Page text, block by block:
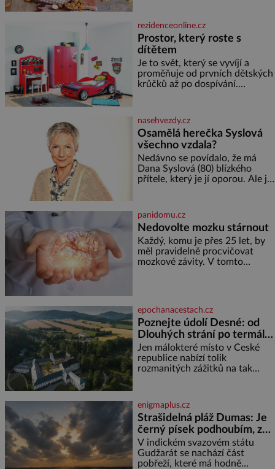
semínek dýně rozinek 3 šálky
ovesných vloček 1 lžíce mlet
rezidenceonline.cz
Prostor, který roste s
dítětem
Je to svět, který se vyvíjí a
proměňuje od prvních dětských
krůčků až po dospívání.
soustředění i odpočinek a
reaguje na každou etapu života
a specifické potřeby dítěte. Pro
nejmenší je klíčová
jednoduchost, měkkost a
bezpečí, proto by pokoj
miminka měl působit především
nasehvezdy.cz
Osamělá herečka Syslová
všechno vzdala?
Nedávno se povídalo, že má
Dana Syslová (80) blízkého
přítele, který je jí oporou. Ale je
častěji mluví o svém odchodu.
Dohnala ji snad samota? Půs
panidomu.cz
Nedovolte mozku stárnout
Každý, komu je přes 25 let, by
měl pravidelně procvičovat
mozkové závity. V tomto
jméno kolegy z práce. Nebo
marně v paměti lovíte název
knížky, kterou jste nedávno
přečetli. Je to opravdu tak, s
věkem jako kdyby se paměť
rozhodla stávkovat. Cvičte
epochanacestach.cz
Poznejte údolí Desné: od
Dlouhých strání po termální
prameny
Jen málokteré místo v České
republice nabízí tolik
rozmanitých zážitků na tak
jediného dne můžete
nahlédnout do útrob jedné z
nejvýznamnějších vodních
elektráren v Evropě, vydat se na
horské hřebeny, projet se na
koloběžce a den zakončit
poznáváním památek ve
enigmaplus.cz
Strašidelná pláž Dumas: Je
černý písek podhoubím, ze
kterého roste zlo?
V indickém svazovém státu
Gudžarát se nachází část
pobřeží, které má hodně